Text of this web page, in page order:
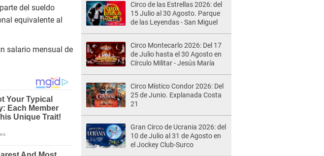
del sueldo
equivalente al
salario mensual de
Circo de las Estrellas 2026: del
15 Julio al 30 Agosto. Parque
de las Leyendas - San Miguel
Circo Montecarlo 2026: Del 17
de Julio hasta el 30 Agosto en
Círculo Militar - Jesús María
Circo Místico Condor 2026: Del
25 de Junio. Explanada Costa
21
Gran Circo de Ucrania 2026: del
10 de Julio al 31 de Agosto en
el Jockey Club-Surco